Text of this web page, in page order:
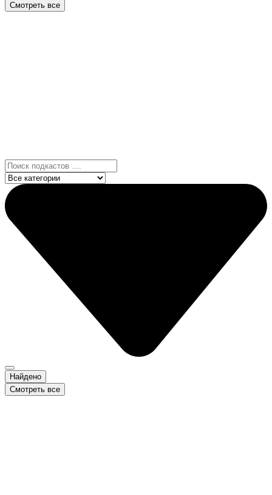
Смотреть все
Найдено
Смотреть все